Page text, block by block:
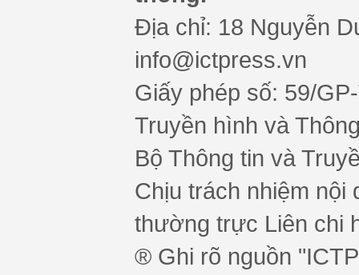
Địa chỉ: 18 Nguyễn
info@ictpress.vn
Giấy phép số: 59/
Truyền hình và
Bộ Thông tin và
Chịu trách nhiệm nội
thường trực Liên chi
® Ghi rõ nguồn